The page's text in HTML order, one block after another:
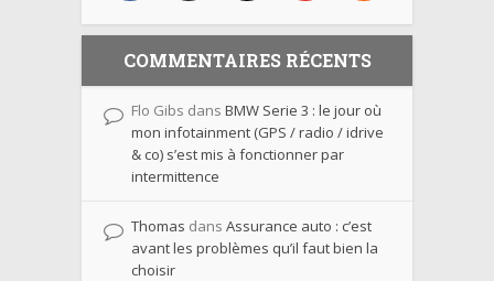
COMMENTAIRES RÉCENTS
Flo Gibs dans BMW Serie 3 : le jour où
mon infotainment (GPS / radio / idrive
& co) s’est mis à fonctionner par
intermittence
Thomas dans Assurance auto : c’est
avant les problèmes qu’il faut bien la
choisir